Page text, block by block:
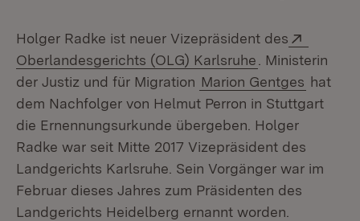
Holger Radke ist neuer Vizepräsident des
Oberlandesgerichts (OLG) Karlsruhe (Öffnet in
. Ministerin
der Justiz und für Migration Marion Gentges hat
dem Nachfolger von Helmut Perron in Stuttgart
die Ernennungsurkunde übergeben. Holger
Radke war seit Mitte 2017 Vizepräsident des
Landgerichts Karlsruhe. Sein Vorgänger war im
Februar dieses Jahres zum Präsidenten des
Landgerichts Heidelberg ernannt worden.